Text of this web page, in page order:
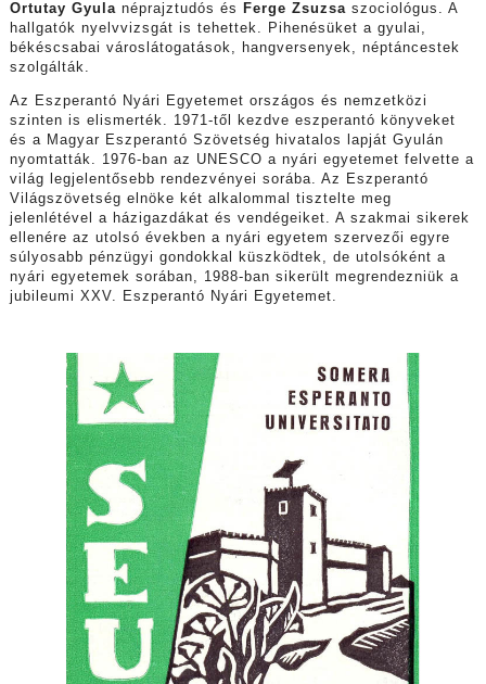
Ortutay Gyulanéprajztudós és Ferge Zsuzsaszociológus. A
hallgatók nyelvvizsgát is tehettek. Pihenésüket a gyulai,
békéscsabai városlátogatások, hangversenyek, néptáncestek
szolgálták.
Az Eszperantó Nyári Egyetemet országos és nemzetközi
szinten is elismerték. 1971-től kezdve eszperantó könyveket
és a Magyar Eszperantó Szövetség hivatalos lapját Gyulán
nyomtatták. 1976-ban az UNESCO a nyári egyetemet felvette a
világ legjelentősebb rendezvényei sorába. Az Eszperantó
Világszövetség elnöke két alkalommal tisztelte meg
jelenlétével a házigazdákat és vendégeiket. A szakmai sikerek
ellenére az utolsó években a nyári egyetem szervezői egyre
súlyosabb pénzügyi gondokkal küszködtek, de utolsóként a
nyári egyetemek sorában, 1988-ban sikerült megrendezniük a
jubileumi XXV. Eszperantó Nyári Egyetemet.